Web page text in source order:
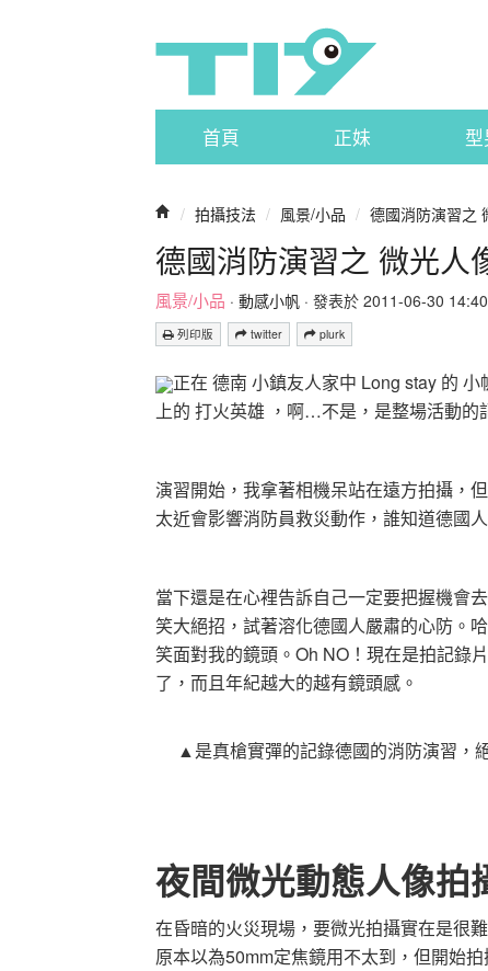
首頁 正妹 型
/ 拍攝技法 / 風景/小品 / 德國消防演習之
德國消防演習之 微光人
風景/小品 · 動感小帆 · 發表於 2011-06-30 14:40
列印版 twitter plurk
正在 德南 小鎮友人家中 Long stay 的
上的 打火英雄 ，啊…不是，是整場活動的
演習開始，我拿著相機呆站在遠方拍攝，
太近會影響消防員救災動作，誰知道德國
當下還是在心裡告訴自己一定要把握機會
笑大絕招，試著溶化德國人嚴肅的心防。
笑面對我的鏡頭。Oh NO！現在是拍記錄
了，而且年紀越大的越有鏡頭感。
▲是真槍實彈的記錄德國的消防演習，
夜間微光動態人像拍
在昏暗的火災現場，要微光拍攝實在是很
原本以為50mm定焦鏡用不太到，但開始